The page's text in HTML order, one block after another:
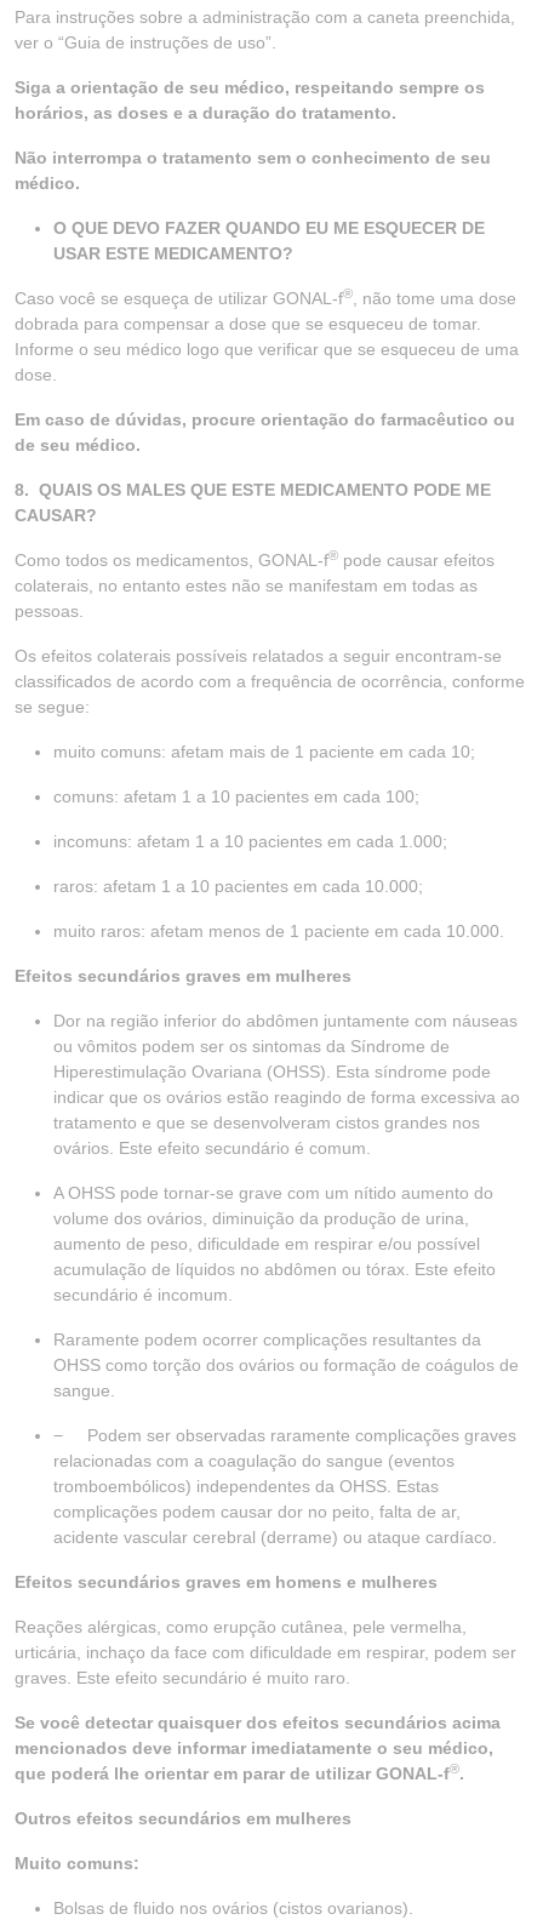
Para instruções sobre a administração com a caneta preenchida,
ver o “Guia de instruções de uso”.
Siga a orientação de seu médico, respeitando sempre os
horários, as doses e a duração do tratamento.
Não interrompa o tratamento sem o conhecimento de seu
médico.
O QUE DEVO FAZER QUANDO EU ME ESQUECER DE
USAR ESTE MEDICAMENTO?
Caso você se esqueça de utilizar GONAL-f®
, não tome uma dose
dobrada para compensar a dose que se esqueceu de tomar.
Informe o seu médico logo que verificar que se esqueceu de uma
dose.
Em caso de dúvidas, procure orientação do farmacêutico ou
de seu médico.
8. QUAIS OS MALES QUE ESTE MEDICAMENTO PODE ME
CAUSAR?
Como todos os medicamentos, GONAL-f® pode causar efeitos
colaterais, no entanto estes não se manifestam em todas as
pessoas.
Os efeitos colaterais possíveis relatados a seguir encontram-se
classificados de acordo com a frequência de ocorrência, conforme
se segue:
muito comuns: afetam mais de 1 paciente em cada 10;
comuns: afetam 1 a 10 pacientes em cada 100;
incomuns: afetam 1 a 10 pacientes em cada 1.000;
raros: afetam 1 a 10 pacientes em cada 10.000;
muito raros: afetam menos de 1 paciente em cada 10.000.
Efeitos secundários graves em mulheres
Dor na região inferior do abdômen juntamente com náuseas
ou vômitos podem ser os sintomas da Síndrome de
Hiperestimulação Ovariana (OHSS). Esta síndrome pode
indicar que os ovários estão reagindo de forma excessiva ao
tratamento e que se desenvolveram cistos grandes nos
ovários. Este efeito secundário é comum.
A OHSS pode tornar-se grave com um nítido aumento do
volume dos ovários, diminuição da produção de urina,
aumento de peso, dificuldade em respirar e/ou possível
acumulação de líquidos no abdômen ou tórax. Este efeito
secundário é incomum.
Raramente podem ocorrer complicações resultantes da
OHSS como torção dos ovários ou formação de coágulos de
sangue.
− Podem ser observadas raramente complicações graves
relacionadas com a coagulação do sangue (eventos
tromboembólicos) independentes da OHSS. Estas
complicações podem causar dor no peito, falta de ar,
acidente vascular cerebral (derrame) ou ataque cardíaco.
Efeitos secundários graves em homens e mulheres
Reações alérgicas, como erupção cutânea, pele vermelha,
urticária, inchaço da face com dificuldade em respirar, podem ser
graves. Este efeito secundário é muito raro.
Se você detectar quaisquer dos efeitos secundários acima
mencionados deve informar imediatamente o seu médico,
que poderá lhe orientar em parar de utilizar GONAL-f®.
Outros efeitos secundários em mulheres
Muito comuns:
Bolsas de fluido nos ovários (cistos ovarianos).